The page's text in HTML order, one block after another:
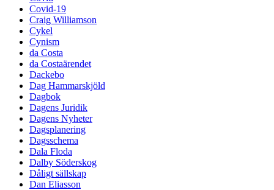
Covid-19
Craig Williamson
Cykel
Cynism
da Costa
da Costaärendet
Dackebo
Dag Hammarskjöld
Dagbok
Dagens Juridik
Dagens Nyheter
Dagsplanering
Dagsschema
Dala Floda
Dalby Söderskog
Dåligt sällskap
Dan Eliasson